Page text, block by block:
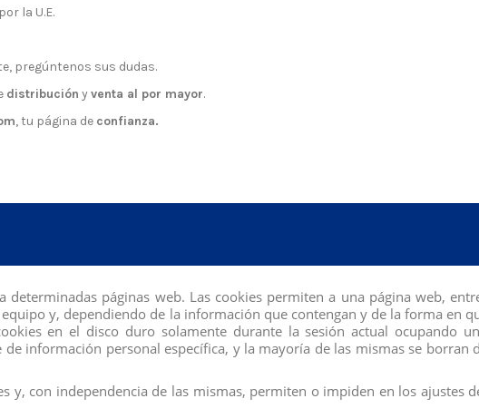
la U.E.
pregúntenos sus dudas.
distribución yventa al por mayor.
, tu página de confianza.
páginas web. Las cookies permiten a una página web,
y, dependiendo de la información que contengan y de la forma en
en el disco duro solamente durante la sesión actual ocupando
información personal específica, y la mayoría de las mismas se borran
y, con independencia de las mismas, permiten o impiden en los ajustes